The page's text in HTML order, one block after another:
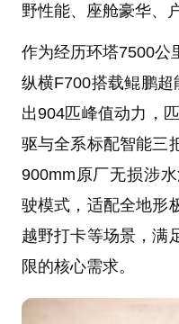
野性能、座舱豪华、
作为经历环塔7500公
纵横F700搭载鲲鹏
出904匹峰值动力，
驱与全系标配智能三
900mm原厂无损涉
驶模式，适配全地形
越野打卡等场景，满
限的核心需求。